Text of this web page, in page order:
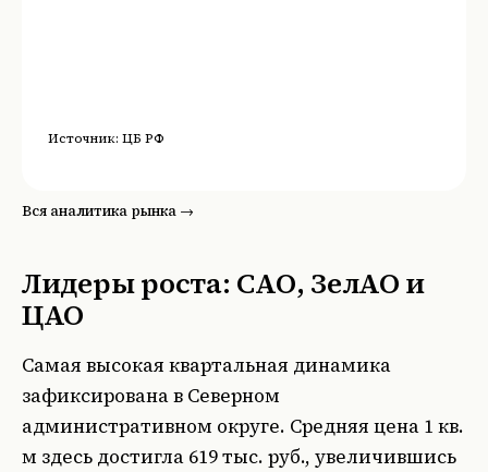
Источник: ЦБ РФ
Вся аналитика рынка →
Лидеры роста: САО, ЗелАО и
ЦАО
Самая высокая квартальная динамика
зафиксирована в Северном
административном округе. Средняя цена 1 кв.
м здесь достигла 619 тыс. руб., увеличившись